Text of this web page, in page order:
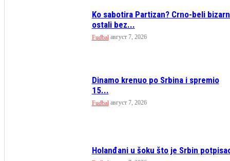
Ko sabotira Partizan? Crno-beli
ostali bez...
Fudbal август 7, 2026
Dinamo krenuo po Srbina i spremio
15...
Fudbal август 7, 2026
Holanđani u šoku što je Srbin